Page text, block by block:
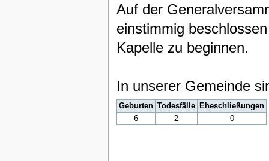
Auf der
einstimmig
Kapelle zu beginnen.
In unserer Gemeinde
Geburten Todesfälle
Eheschließungen
6
2 0